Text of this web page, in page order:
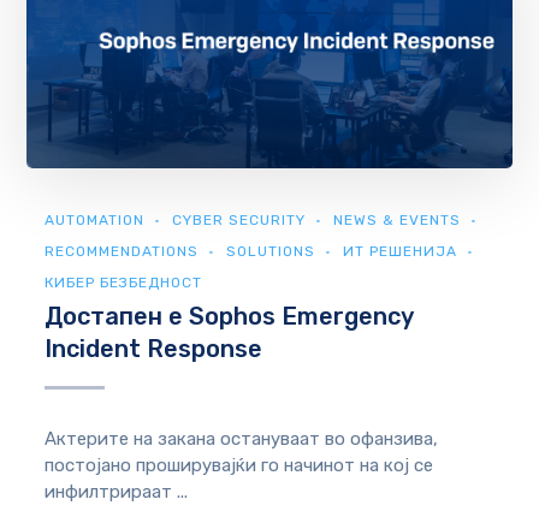
AUTOMATION CYBER SECURITY
NEWS & EVENTS
RECOMMENDATIONS
SOLUTIONS
ИТ РЕШЕНИЈА
КИБЕР БЕЗБЕДНОСТ
Достапен е Sophos Emergency
Incident Response
Актерите на закана остануваат во офанзива,
постојано проширувајќи го начинот на кој се
инфилтрираат ...